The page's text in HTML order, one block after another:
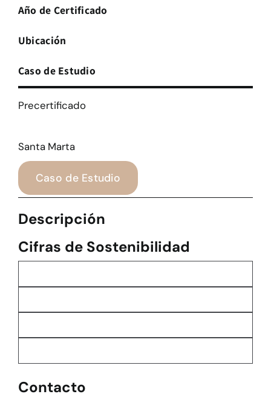
Año de Certificado
Ubicación
Caso de Estudio
Precertificado
Santa Marta
Caso de Estudio
Descripción
Cifras de Sostenibilidad
Contacto